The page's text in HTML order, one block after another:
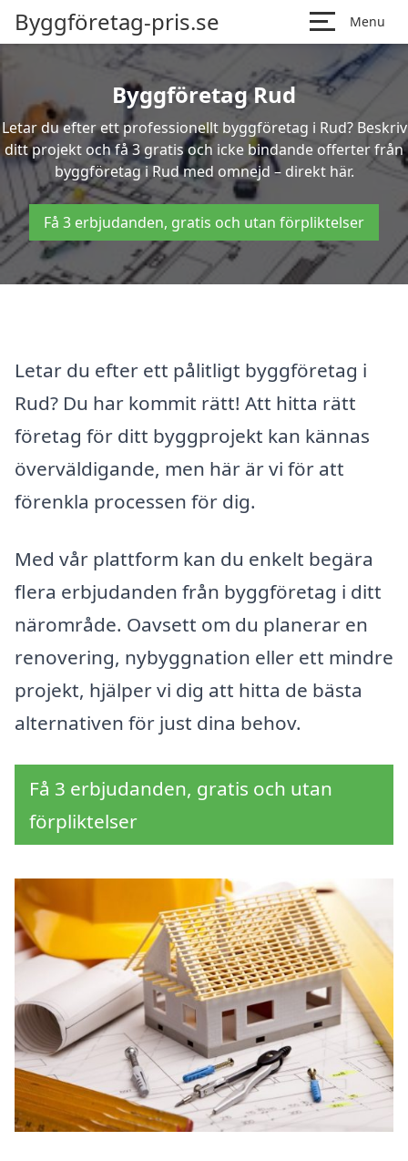
Byggföretag-pris.se Menu
Byggföretag Rud
Letar du efter ett professionellt byggföretag i Rud? Beskriv
ditt projekt och få 3 gratis och icke bindande offerter från
byggföretag i Rud med omnejd – direkt här.
Få 3 erbjudanden, gratis och utan förpliktelser
Letar du efter ett pålitligt byggföretag i
Rud? Du har kommit rätt! Att hitta rätt
företag för ditt byggprojekt kan kännas
överväldigande, men här är vi för att
förenkla processen för dig.
Med vår plattform kan du enkelt begära
flera erbjudanden från byggföretag i ditt
närområde. Oavsett om du planerar en
renovering, nybyggnation eller ett mindre
projekt, hjälper vi dig att hitta de bästa
alternativen för just dina behov.
Få 3 erbjudanden, gratis och utan
förpliktelser